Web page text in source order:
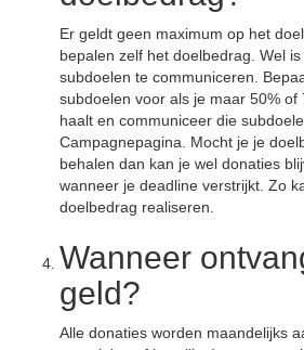
Er geldt geen maximum op het
bepalen zelf het doelbedrag. Wel
subdoelen te communiceren.
subdoelen voor als je maar 50% of
haalt en communiceer die
Campagnepagina. Mocht je je
behalen dan kan je wel donaties
wanneer je deadline verstrijkt. Zo
doelbedrag realiseren.
Wanneer
geld?
Alle donaties worden maandelijks